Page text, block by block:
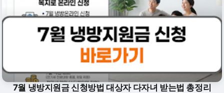
7월 냉방지원금 신청방법 대상자 다자녀 받는법 총정리